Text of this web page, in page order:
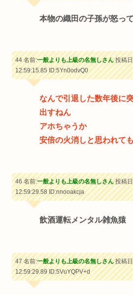
本物の織田の子孫が怒っ
44 名前:一般よりも上級の名無しさん投稿
12:59:15.85ID:5Yn0odvQ0
なんで引退した数年後に
出すねん
アホちゃうか
安倍の火消しと思われて
46 名前:一般よりも上級の名無しさん投稿
12:59:29.58ID:nnooakcja
飲酒運転メンタル雑魚猿
47 名前:一般よりも上級の名無しさん投稿
12:59:29.89ID:5VuYQPV+d